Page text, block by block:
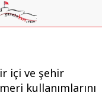
içi ve şehir
kullanımlarını